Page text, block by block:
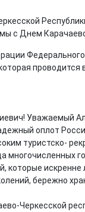
с Днем
Уважаемый
оплот
туристско-
многочисленных
которые
бережно
Черкесской